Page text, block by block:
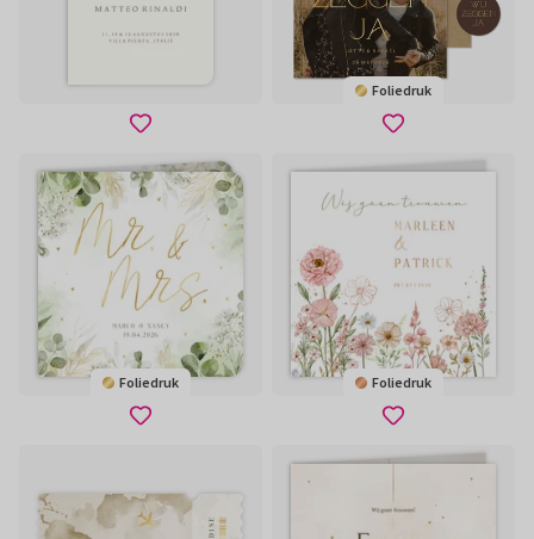
Foliedruk
Foliedruk Foliedruk